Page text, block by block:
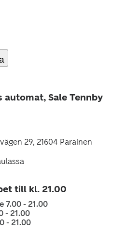
automat, Sale Tennby
29, 21604 Parainen
till kl. 21.00
7.00 - 21.00
- 21.00
- 21.00